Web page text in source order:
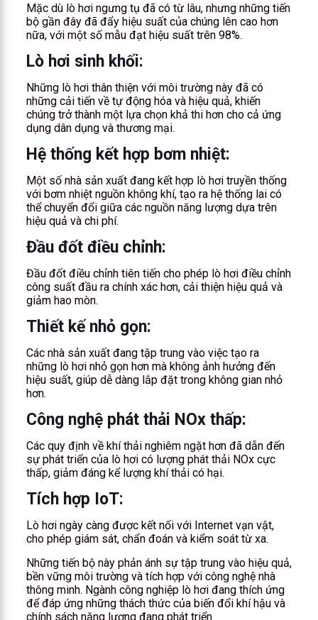
Mặc dù lò hơi ngưng tụ đã có từ lâu, nhưng những tiến
bộ gần đây đã đẩy hiệu suất của chúng lên cao hơn
nữa, với một số mẫu đạt hiệu suất trên 98%.
Lò hơi sinh khối:
Những lò hơi thân thiện với môi trường này đã có
những cải tiến về tự động hóa và hiệu quả, khiến
chúng trở thành một lựa chọn khả thi hơn cho cả ứng
dụng dân dụng và thương mại.
Hệ thống kết hợp bơm nhiệt:
Một số nhà sản xuất đang kết hợp lò hơi truyền thống
với bơm nhiệt nguồn không khí, tạo ra hệ thống lai có
thể chuyển đổi giữa các nguồn năng lượng dựa trên
hiệu quả và chi phí.
Đầu đốt điều chỉnh:
Đầu đốt điều chỉnh tiên tiến cho phép lò hơi điều chỉnh
công suất đầu ra chính xác hơn, cải thiện hiệu quả và
giảm hao mòn.
Thiết kế nhỏ gọn:
Các nhà sản xuất đang tập trung vào việc tạo ra
những lò hơi nhỏ gọn hơn mà không ảnh hưởng đến
hiệu suất, giúp dễ dàng lắp đặt trong không gian nhỏ
hơn.
Công nghệ phát thải NOx thấp:
Các quy định về khí thải nghiêm ngặt hơn đã dẫn đến
sự phát triển của lò hơi có lượng phát thải NOx cực
thấp, giảm đáng kể lượng khí thải có hại.
Tích hợp IoT:
Lò hơi ngày càng được kết nối với Internet vạn vật,
cho phép giám sát, chẩn đoán và kiểm soát từ xa.
Những tiến bộ này phản ánh sự tập trung vào hiệu quả,
bền vững môi trường và tích hợp với công nghệ nhà
thông minh. Ngành công nghiệp lò hơi đang thích ứng
để đáp ứng những thách thức của biến đổi khí hậu và
chính sách năng lượng đang phát triển.